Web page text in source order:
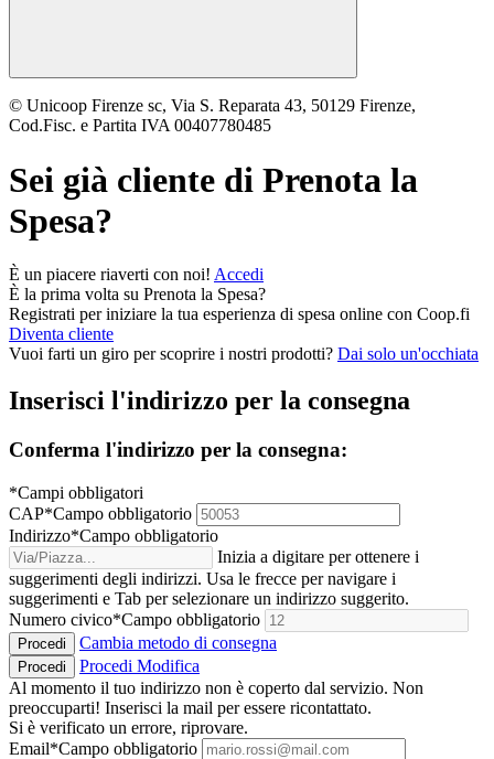
© Unicoop Firenze sc, Via S. Reparata 43, 50129 Firenze,
Cod.Fisc. e Partita IVA 00407780485
Sei già cliente di Prenota la
Spesa?
È un piacere riaverti con noi! Accedi
È la prima volta su Prenota la Spesa?
Registrati per iniziare la tua esperienza di spesa online con Coop.fi
Diventa cliente
Vuoi farti un giro per scoprire i nostri prodotti? Dai solo un'occhiata
Inserisci l'indirizzo per la consegna
Conferma l'indirizzo per la consegna:
*Campi obbligatori
CAP*Campo obbligatorio
Indirizzo*Campo obbligatorio
Inizia a digitare per ottenere i
suggerimenti degli indirizzi. Usa le frecce per navigare i
suggerimenti e Tab per selezionare un indirizzo suggerito.
Numero civico*Campo obbligatorio
Procedi Cambia metodo di consegna
Procedi Procedi Modifica
Al momento il tuo indirizzo non è coperto dal servizio. Non
preoccuparti! Inserisci la mail per essere ricontattato.
Si è verificato un errore, riprovare.
Email*Campo obbligatorio